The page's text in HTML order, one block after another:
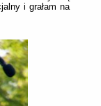
i grałam na